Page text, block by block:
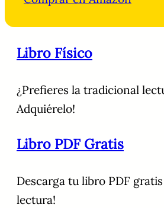
Libro Físico
¿Prefieres la tradicional
Adquiérelo!
Libro PDF Gratis
Descarga tu libro PDF
lectura!